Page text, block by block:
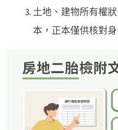
土地、建物所有權
本，正本僅供核對身